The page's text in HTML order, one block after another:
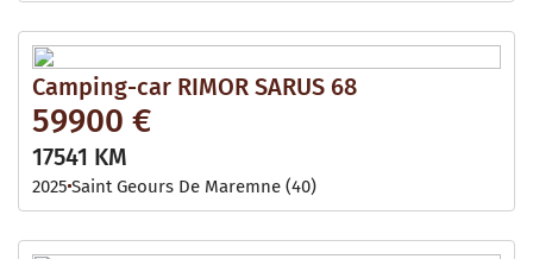
Camping-car RIMOR SARUS 68
59900 €
17541 KM
2025 Saint Geours De Maremne (40)